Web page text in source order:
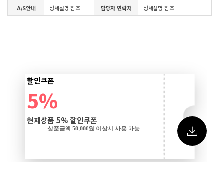
A/S안내
상세설명 참조 담당자 연락처 상세설명 참조
할인쿠폰
5%
현재상품 5% 할인쿠폰
상품금액 50,000원 이상시 사용 가능